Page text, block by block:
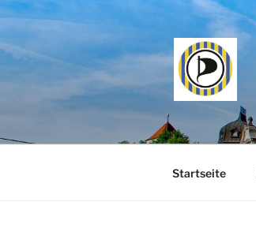
Zum
springen
Startseite